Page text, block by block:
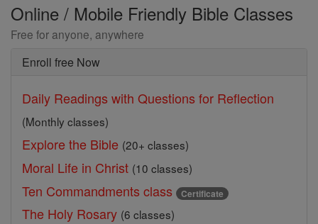
Online / Mobile Friendly Bible Classes
Free for anyone, anywhere
Enroll free Now
Daily Readings with Questions for Reflection
(Monthly classes)
Explore the Bible (20+ classes)
Moral Life in Christ (10 classes)
Ten Commandments class Certificate
The Holy Rosary (6 classes)